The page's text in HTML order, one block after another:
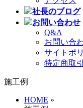
社長のブログ
お問い合わせ
Q&A
お問い合
サイトポ
特定商取
施工例
HOME »